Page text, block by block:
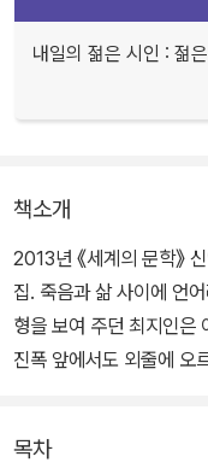
내일의 젊은 시인 : 젊
책소개
2013년 《세계의 문학》
집. 죽음과 삶 사이에 언
형을 보여 주던 최지인은
진폭 앞에서도 외줄에 오
두 개의 추로 중심을 잡는
목차